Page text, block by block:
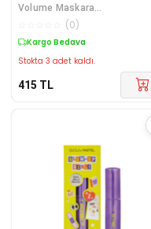
Volume Maskara
8009518108446
(0)
Kargo Bedava
Stokta 3 adet kaldı.
415 TL